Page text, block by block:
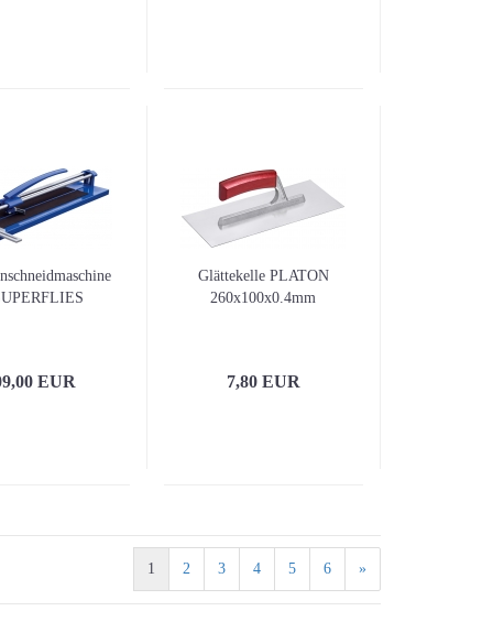
EUR
Glättekelle PLATON
260x100x0.4mm
7,80 EUR
1 2 3 4 5 6 »